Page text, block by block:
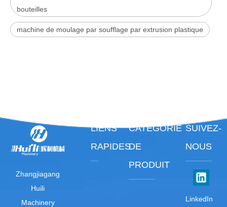
bouteilles
machine de moulage par soufflage par extrusion plastique
Zhangjiagang
Huili
Machinery
LIENS
RAPIDES
CATÉGORIE
DE
PRODUIT
SUIVEZ-
NOUS
LinkedIn